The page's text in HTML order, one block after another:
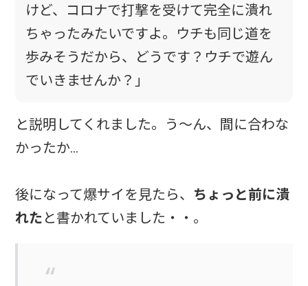
けど、コロナで打撃を受けて完全に潰れ
ちゃったみたいですよ。ウチも同じ道を
歩みそうだから、どうです？ウチで遊ん
でいきませんか？」
と説明してくれました。う～ん、間に合わな
かったか…
後になって爆サイを見たら、 ちょっと前に潰
れたと書かれていました・・。